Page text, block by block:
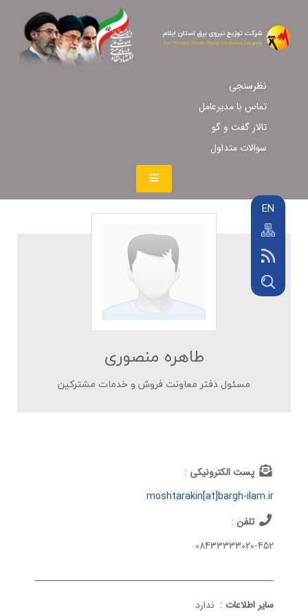
نظرسنجی
تماس با مدیرعامل
تالار گفت و گو
سوالات متداول
EN
طاهره منصوری
مسئول دفتر معاونت فروش و خدمات مشترکین
پست الکترونیکی :
moshtarakin[at]bargh-ilam.ir
تلفن :
08433333020-452
سایر اطلاعات : ندارد